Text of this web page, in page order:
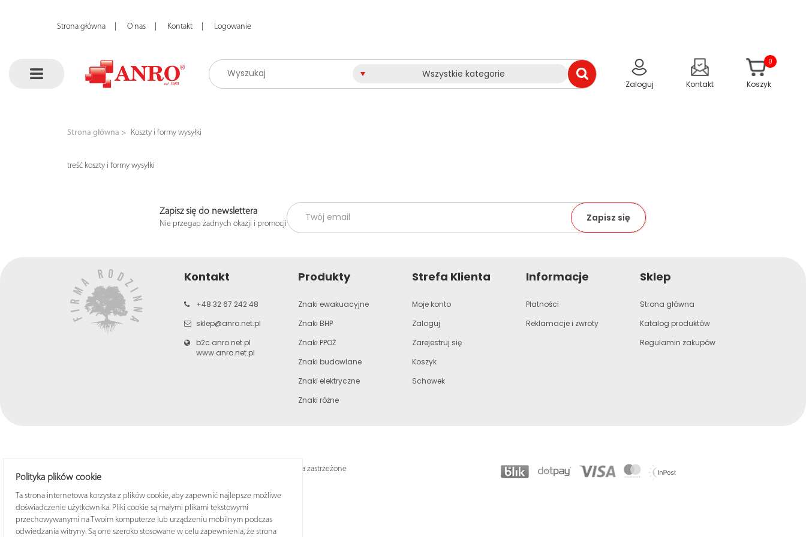
Strona główna O nas Kontakt Logowanie
Wszystkie kategorie
Zaloguj Kontakt Koszyk
0
Strona główna Koszty i formy wysyłki
treść koszty i formy wysyłki
Zapisz się do newslettera
Nie przegap żadnych okazji i promocji
Kontakt
+48 32 67 242 48
sklep@anro.net.pl
b2c.anro.net.pl
www.anro.net.pl
Produkty
Znaki ewakuacyjne
Znaki BHP
Znaki PPOŻ
Znaki budowlane
Znaki elektryczne
Znaki różne
Strefa Klienta
Moje konto
Zaloguj
Zarejestruj się
Koszyk
Schowek
Informacje
Płatności
Reklamacje i zwroty
Sklep
Strona główna
Katalog produktów
Regulamin zakupów
© 2025 Sklep ANRO Wszelkie prawa zastrzeżone
Polityka plików cookie
Ta strona internetowa korzysta z plików cookie, aby zapewnić najlepsze możliwe
doświadczenie użytkownika. Pliki cookie są małymi plikami tekstowymi
przechowywanymi na Twoim komputerze lub urządzeniu mobilnym podczas
odwiedzania witryny. Są one szeroko stosowane w celu zapewnienia, że strona